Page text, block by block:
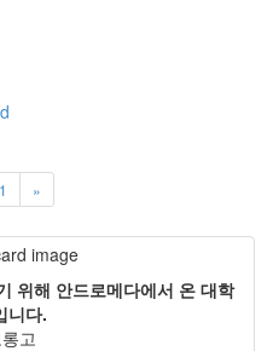
1 »
위해 안드로메다에서 온 대학
니다.
고